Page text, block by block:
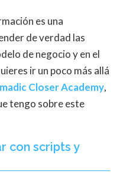
es una
de verdad las
de negocio y en el
ir un poco más allá
Closer Academy,
tengo sobre este
con scripts y